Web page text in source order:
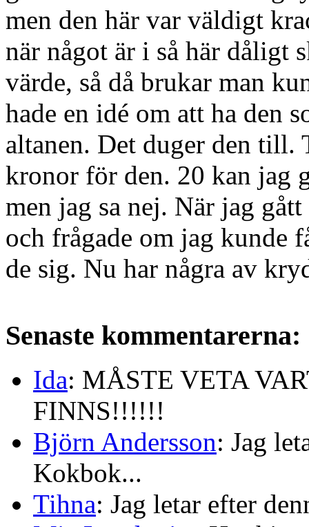
men den här var väldigt
när något är i så här dåligt
värde, så då brukar man
hade en idé om att ha den
altanen. Det duger den till.
kronor för den. 20 kan jag
men jag sa nej. När jag
och frågade om jag kunde
de sig. Nu har några av
Senaste kommentarerna:
Ida: MÅSTE VETA
FINNS!!!!!!
Björn Andersson: Jag
Kokbok...
Tihna: Jag letar efter